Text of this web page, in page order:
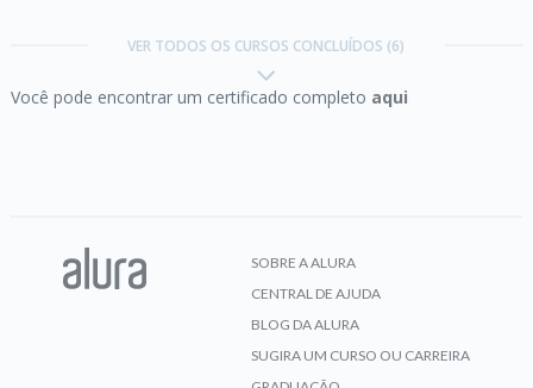
VER TODOS OS CURSOS CONCLUÍDOS (6)
Você pode encontrar um certificado completo aqui
SOBRE A ALURA
CENTRAL DE AJUDA
BLOG DA ALURA
SUGIRA UM CURSO OU CARREIRA